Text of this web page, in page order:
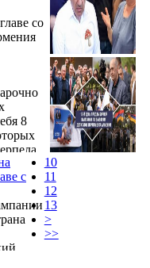
со
8
с
10
11
12
13
>
>>